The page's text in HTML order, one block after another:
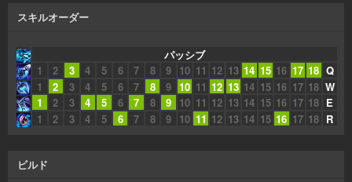
スキルオーダー
パッシブ
1
2 3 4 5 6 7 8 9 10 11 12 13 14 15 16 17 18 Q
1
2 3 4 5 6 7 8 9 10 11 12 13 14 15 16 17 18 W
1
2 3 4 5 6 7 8 9 10 11 12 13 14 15 16 17 18 E
1
2 3 4 5 6 7 8 9 10 11 12 13 14 15 16 17 18 R
ビルド